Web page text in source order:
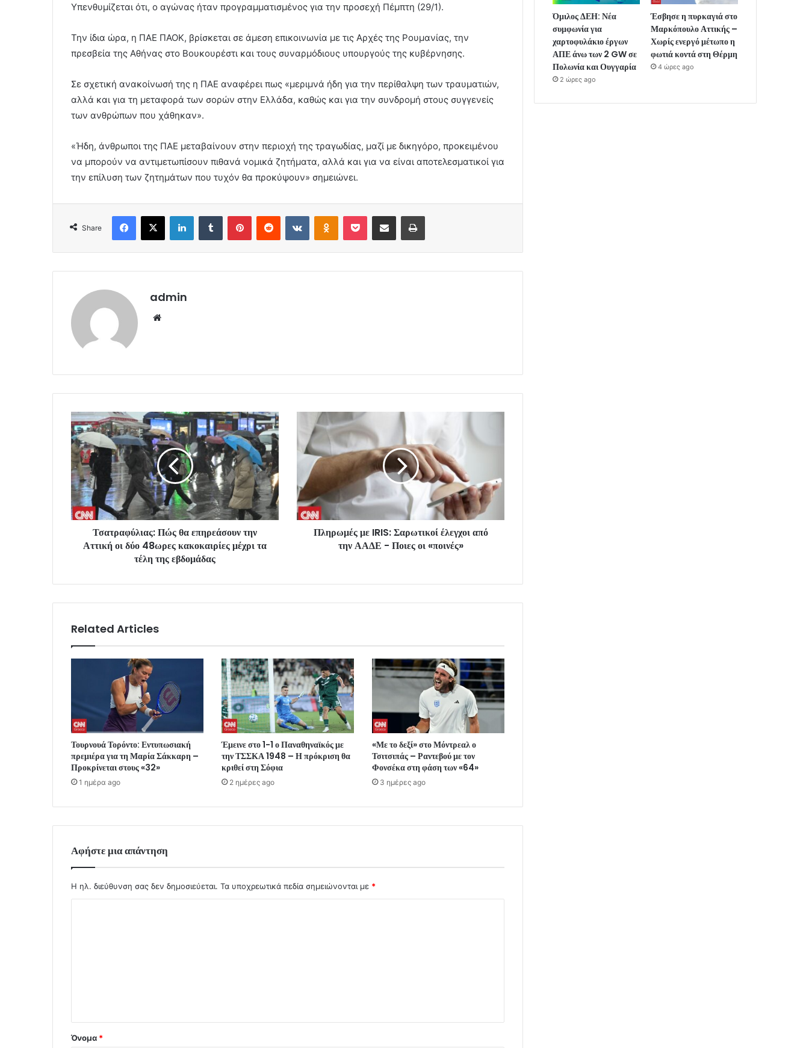
Υπενθυμίζεται ότι, ο αγώνας ήταν προγραμματισμένος για την προσεχή Πέμπτη (29/1).
Την ίδια ώρα, η ΠΑΕ ΠΑΟΚ, βρίσκεται σε άμεση επικοινωνία με τις Αρχές της Ρουμανίας, την
πρεσβεία της Αθήνας στο Βουκουρέστι και τους συναρμόδιους υπουργούς της κυβέρνησης.
Σε σχετική ανακοίνωσή της η ΠΑΕ αναφέρει πως «μεριμνά ήδη για την περίθαλψη των τραυματιών,
αλλά και για τη μεταφορά των σορών στην Ελλάδα, καθώς και για την συνδρομή στους συγγενείς
των ανθρώπων που χάθηκαν».
«Ήδη, άνθρωποι της ΠΑΕ μεταβαίνουν στην περιοχή της τραγωδίας, μαζί με δικηγόρο, προκειμένου
να μπορούν να αντιμετωπίσουν πιθανά νομικά ζητήματα, αλλά και για να είναι αποτελεσματικοί για
την επίλυση των ζητημάτων που τυχόν θα προκύψουν» σημειώνει.
Share
Facebook
X LinkedInTumblr PinterestReddit VKontakteOdnoklassniki
Pocket Share via Email Print
admin
Τσατραφύλιας: Πώς θα επηρεάσουν την
Αττική οι δύο 48ωρες κακοκαιρίες μέχρι τα
τέλη της εβδομάδας
Πληρωμές με IRIS: Σαρωτικοί έλεγχοι από
την ΑΑΔΕ - Ποιες οι «ποινές»
Related Articles
Τουρνουά Τορόντο: Εντυπωσιακή
πρεμιέρα για τη Μαρία Σάκκαρη –
Προκρίνεται στους «32»
1 ημέρα ago
Έμεινε στο 1-1 ο Παναθηναϊκός με
την ΤΣΣΚΑ 1948 – Η πρόκριση θα
κριθεί στη Σόφια
2 ημέρες ago
«Με το δεξί» στο Μόντρεαλ ο
Τσιτσιπάς – Ραντεβού με τον
Φονσέκα στη φάση των «64»
3 ημέρες ago
Αφήστε μια απάντηση
Η ηλ. διεύθυνση σας δεν δημοσιεύεται. Τα υποχρεωτικά πεδία σημειώνονται με *
Όνομα *
Όμιλος ΔΕΗ: Νέα
συμφωνία για
χαρτοφυλάκιο έργων
ΑΠΕ άνω των 2 GW σε
Πολωνία και Ουγγαρία
2 ώρες ago
Έσβησε η πυρκαγιά στο
Μαρκόπουλο Αττικής –
Χωρίς ενεργό μέτωπο η
φωτιά κοντά στη Θέρμη
4 ώρες ago